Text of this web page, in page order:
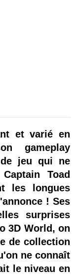
et varié en
gameplay
jeu qui ne
Toad
les longues
! Ses
surprises
3D World, on
de collection
ne connaît
le niveau en